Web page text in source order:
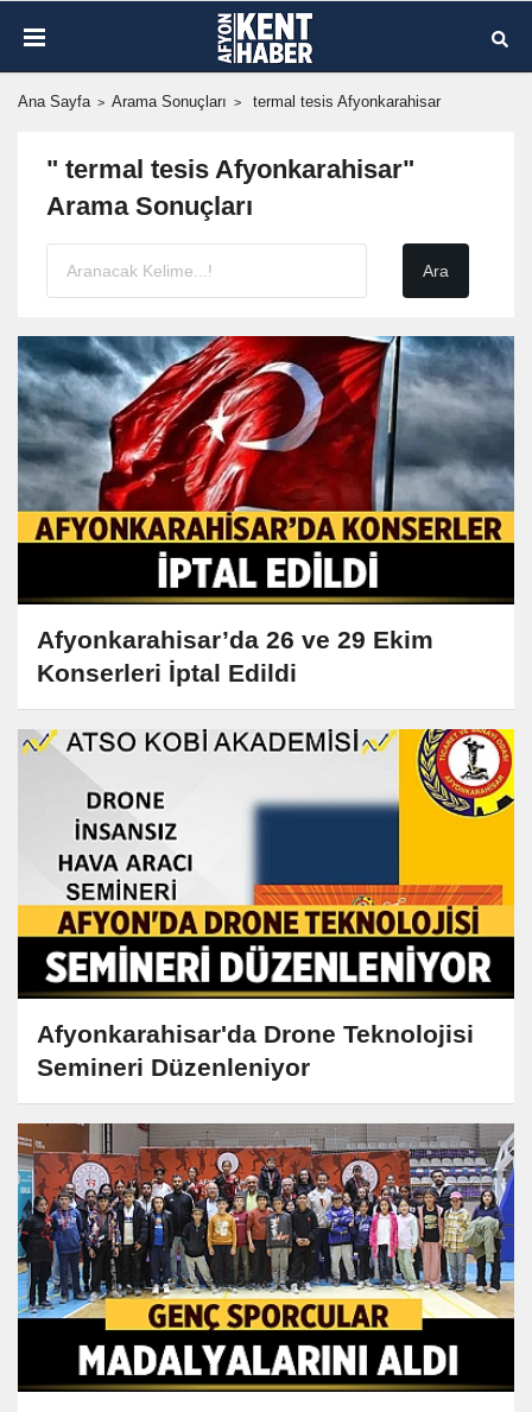
Ana Sayfa Arama Sonuçları termal tesis Afyonkarahisar
" termal tesis Afyonkarahisar"
Arama Sonuçları
Afyonkarahisar’da 26 ve 29 Ekim
Konserleri İptal Edildi
Afyonkarahisar'da Drone Teknolojisi
Semineri Düzenleniyor